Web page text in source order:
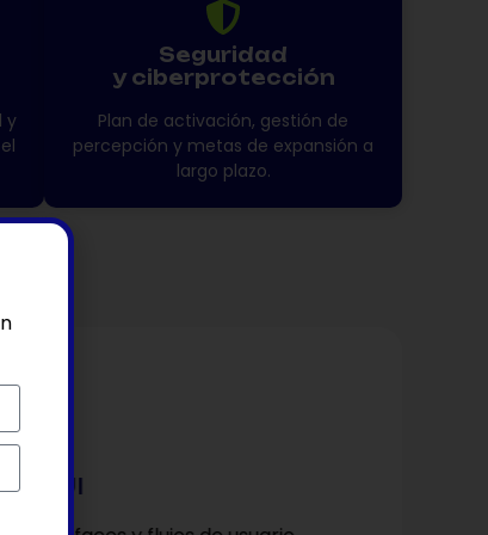
y
Seguridad
y ciberprotección
Plan de activación, gestión de
percepción y metas de expansión a
largo plazo.
UX/UI